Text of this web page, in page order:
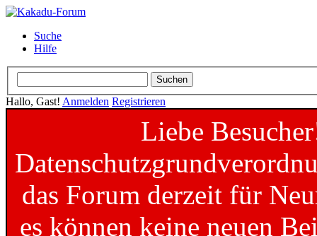
Suche
Hilfe
Hallo, Gast! Anmelden Registrieren
Liebe
das Forum derzeit für
es können keine neuen